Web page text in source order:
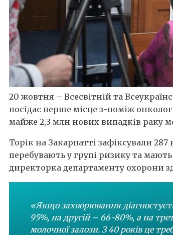
20 жовтня – Всесвітній та
посідає перше місце з-поміж
майже 2,3 млн нових випадків раку
Торік на Закарпатті зафіксували
перебувають у групі ризику та
директорка департаменту охорони
«Якщо захворювання
95%, на другій – 66-80%, а на
молочної залози. З 40 років це